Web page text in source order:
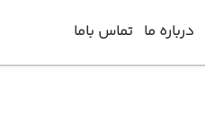
درباره ما تماس باما